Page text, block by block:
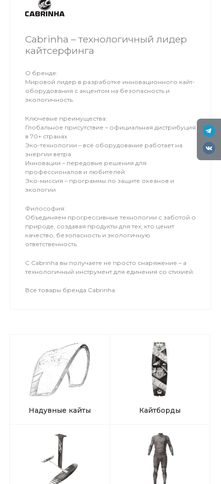
Cabrinha – технологичный лидер
кайтсерфинга
О бренде:
Мировой лидер в разработке инновационного кайт-
оборудования с акцентом на безопасность и
экологичность.
Ключевые преимущества:
Глобальное присутствие – официальная дистрибуция
в 70+ странах
Эко-технологии – всё оборудование работает на
энергии ветра
Инновации – передовые решения для
профессионалов и любителей
Эко-миссия – программы по защите океанов и
экологии
Философия:
Объединяем прогрессивные технологии с заботой о
природе, создавая продукты для тех, кто ценит
качество, безопасность и экологичную
ответственность.
С Cabrinha вы получаете не просто снаряжение – а
технологичный инструмент для единения со стихией.
Все товары бренда Cabrinha
Надувные кайты Кайтборды